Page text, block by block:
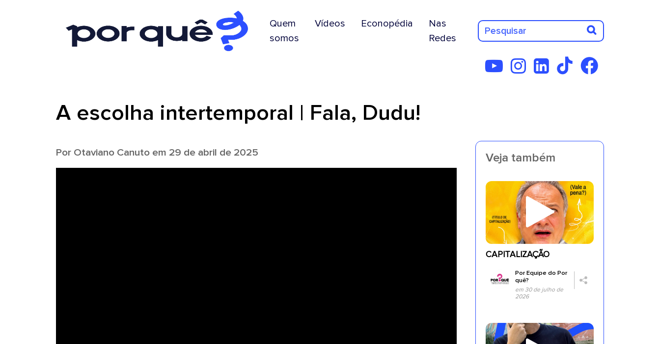
Quem
somos
Vídeos Econopédia
Nas
Redes
A escolha intertemporal | Fala, Dudu!
Por Otaviano Canuto em 29 de abril de 2025 Veja também
CAPITALIZAÇÃO
PorEquipe do Por
quê?
em 30 de julho de
2026